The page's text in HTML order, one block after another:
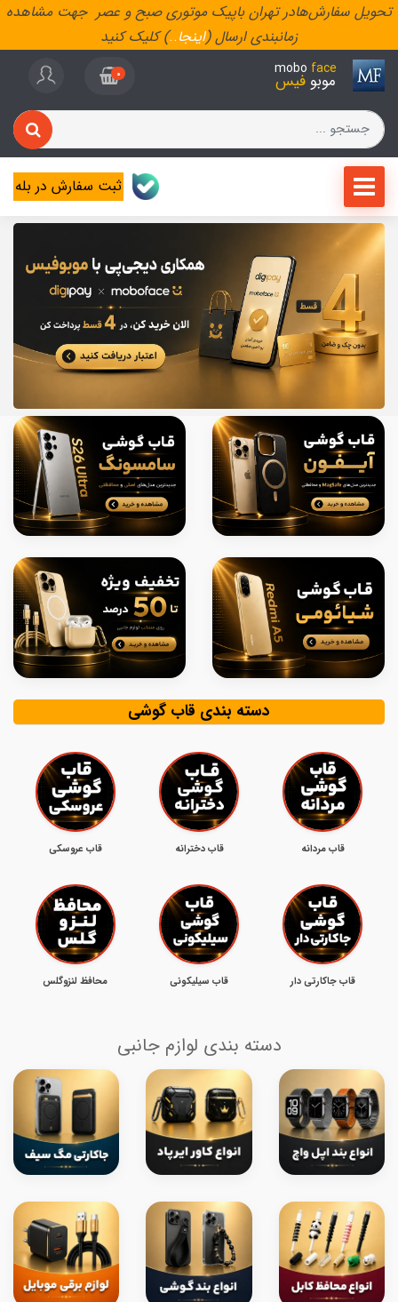
تحویل سفارش‌هادر تهران باپیک موتوری صبح و عصر جهت مشاهده
زمانبندی ارسال (اینجا..) کلیک کنید
mobo face
موبو فیس 0
ثبت سفارش در بله
دسته بندی قاب گوشی
قاب مردانه قاب دخترانه قاب عروسکی
قاب جاکارتی دار قاب سیلیکونی محافظ لنزوگلس
دسته بندی لوازم جانبی